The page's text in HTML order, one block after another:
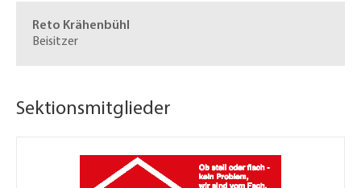
Reto Krähenbühl
Beisitzer
Sektionsmitglieder